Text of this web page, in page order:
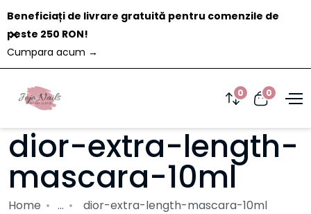
Beneficiați de livrare gratuită pentru comenzile de
peste 250 RON!
Cumpara acum →
Închide
0 0
dior-extra-length-
mascara-10ml
Home ... dior-extra-length-mascara-10ml